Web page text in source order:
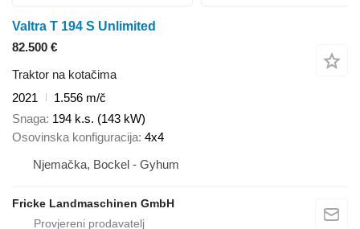
Valtra T 194 S Unlimited
82.500 €
Traktor na kotačima
2021
1.556 m/č
Snaga 194 k.s. (143 kW)
Osovinska konfiguracija 4x4
Njemačka, Bockel - Gyhum
Fricke Landmaschinen GmbH